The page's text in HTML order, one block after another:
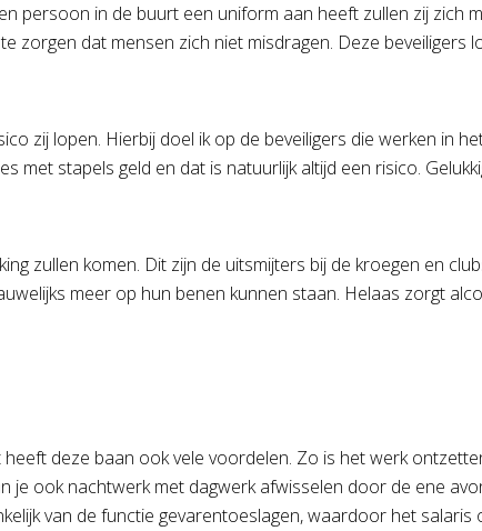
persoon in de buurt een uniform aan heeft zullen zij zich
zorgen dat mensen zich niet misdragen. Deze beveiligers
zij lopen. Hierbij doel ik op de beveiligers die werken in
stapels geld en dat is natuurlijk altijd een risico.
zullen komen. Dit zijn de uitsmijters bij de kroegen en
meer op hun benen kunnen staan. Helaas zorgt
deze baan ook vele voordelen. Zo is het werk
je ook nachtwerk met dagwerk afwisselen door de ene
van de functie gevarentoeslagen, waardoor het salaris